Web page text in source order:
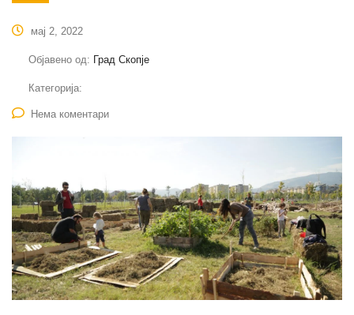
мај 2, 2022
Објавено од: Град Скопје
Категорија:
Нема коментари